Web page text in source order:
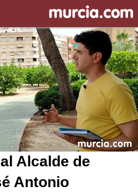
Alcalde de
Antonio